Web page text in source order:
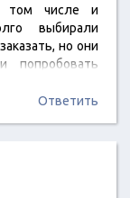
том числе и
выбирали
но они
попробовать
в большую
отлично
тоже
Ответить